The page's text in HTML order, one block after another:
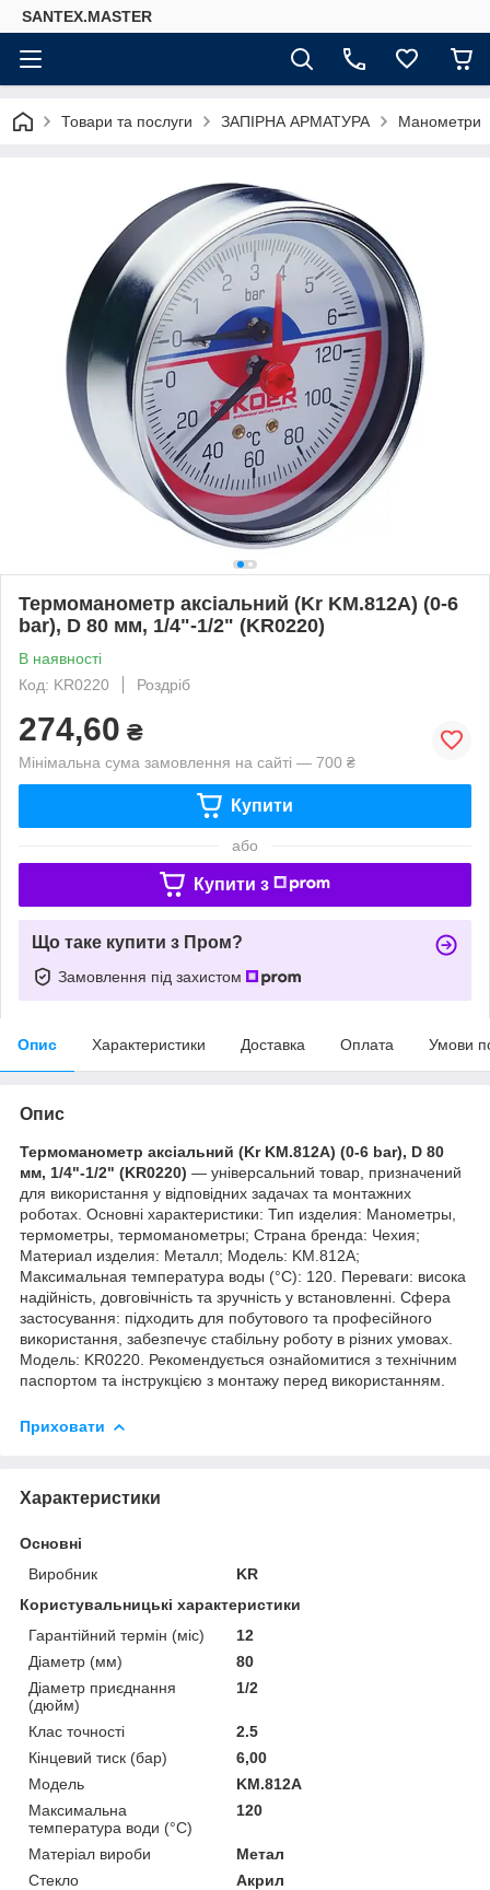
SANTEX.MASTER
Товари та послуги ЗАПІРНА АРМАТУРА Манометри
Термоманометр аксіальний (Kr KM.812A) (0-6
bar), D 80 мм, 1/4"-1/2" (KR0220)
В наявності
Код: KR0220
Роздріб
274,60 ₴
Мінімальна сума замовлення на сайті — 700 ₴
Купити
або
Купити з
Що таке купити з Пром?
Замовлення під захистом
Опис Характеристики Доставка Оплата Умови
Опис
Термоманометр аксіальний (Kr KM.812A) (0-6 bar), D 80
мм, 1/4"-1/2" (KR0220) — універсальний товар, призначений
для використання у відповідних задачах та монтажних
роботах. Основні характеристики: Тип изделия: Манометры,
термометры, термоманометры; Страна бренда: Чехия;
Материал изделия: Металл; Мoдель: KM.812A;
Максимальная температура воды (°C): 120. Переваги: висока
надійність, довговічність та зручність у встановленні. Сфера
застосування: підходить для побутового та професійного
використання, забезпечує стабільну роботу в різних умовах.
Модель: KR0220. Рекомендується ознайомитися з технічним
паспортом та інструкцією з монтажу перед використанням.
Приховати
Характеристики
Основні
Виробник
KR
Користувальницькі характеристики
Гарантійний термін (міс)
12
Діаметр (мм)
80
Діаметр приєднання
(дюйм)
1/2
Клас точності
2.5
Кінцевий тиск (бар)
6,00
Мoдель
KM.812A
Максимальна
температура води (°C)
120
Матеріал вироби
Метал
Стекло
Акрил